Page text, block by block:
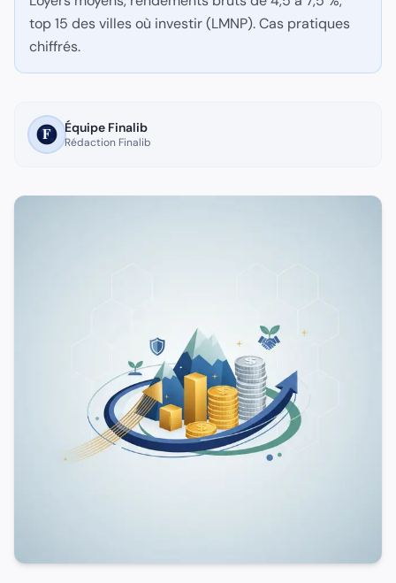
Questions fréquentes
Quel rendement viser en locatif meublé 2026 ?
4-7 % brut selon ville, 3-5 % net après fiscalité et charges.
Saint-Étienne, Limoges, Le Mans pour ticket d''entrée bas et
Le régime fiscal LMNP est-il rentable ?
top 15 des villes où investir (LMNP). Cas pratiques
chiffrés.
Équipe Finalib
Rédaction Finalib